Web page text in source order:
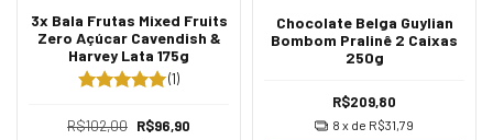
3x Bala Frutas Mixed Fruits
Zero Açúcar Cavendish &
Harvey Lata 175g
(1)
R$102,00 R$96,90
Chocolate Belga Guylian
Bombom Pralinê 2 Caixas
250g
R$209,80
8 x de R$31,79